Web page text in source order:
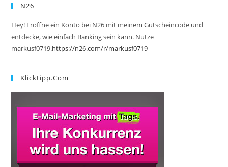
N26
Hey! Eröffne ein Konto bei N26 mit meinem Gutscheincode und
entdecke, wie einfach Banking sein kann. Nutze
markusf0719.https://n26.com/r/markusf0719
Klicktipp.com